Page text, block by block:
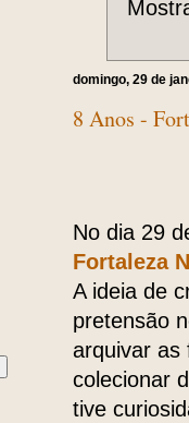
domingo, 29 de
8 Anos -
No dia 29
Fortaleza
A ideia de
pretensão
arquivar as
colecionar
tive